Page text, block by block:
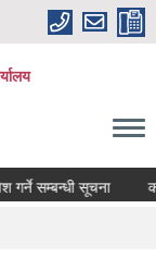
सम्बन्धी सूचना